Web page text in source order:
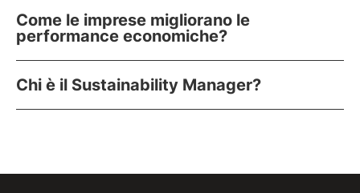
Come le imprese migliorano le
performance economiche?
Chi è il Sustainability Manager?